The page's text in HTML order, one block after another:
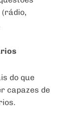
do que
capazes de